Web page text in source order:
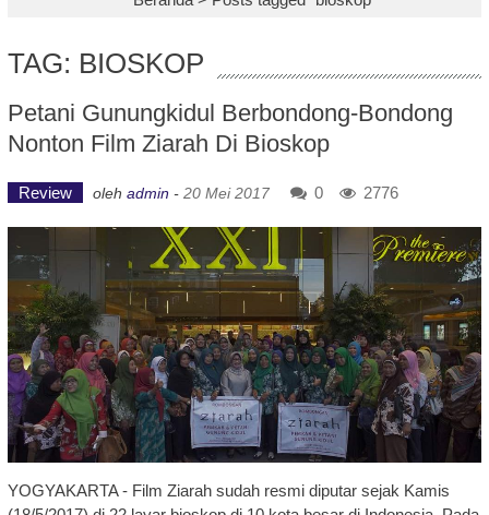
TAG: BIOSKOP
Petani Gunungkidul Berbondong-Bondong
Nonton Film Ziarah Di Bioskop
Review oleh admin - 20 Mei 2017 0 2776
YOGYAKARTA - Film Ziarah sudah resmi diputar sejak Kamis